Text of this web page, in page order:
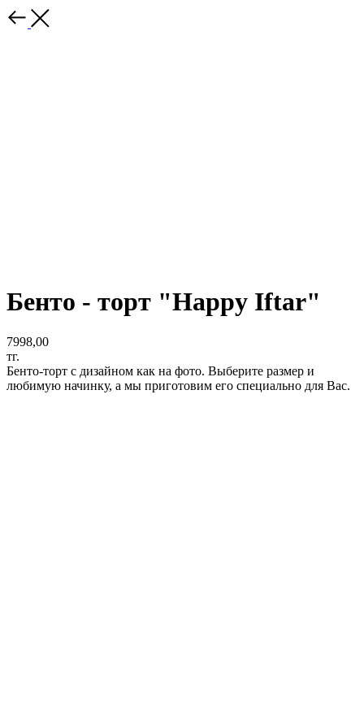
Бенто - торт "Happy Iftar"
7998,00
тг.
Бенто-торт с дизайном как на фото. Выберите размер и
любимую начинку, а мы приготовим его специально для Вас.